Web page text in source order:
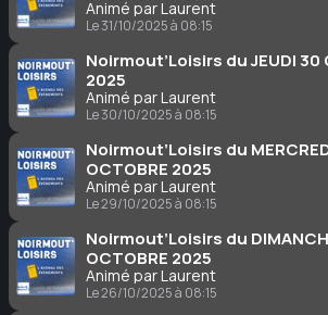
Animé par Laurent
Le 31/10/2025 à 08:15
Noirmout’Loisirs du JEUDI 30
2025
Animé par Laurent
Le 30/10/2025 à 08:15
Noirmout’Loisirs du
OCTOBRE 2025
Animé par Laurent
Le 29/10/2025 à 08:15
Noirmout’Loisirs du
OCTOBRE 2025
Animé par Laurent
Le 26/10/2025 à 08:15